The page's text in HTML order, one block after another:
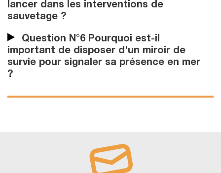
lancer dans les interventions de
sauvetage ?
Question N°6 Pourquoi est-il
important de disposer d'un miroir de
survie pour signaler sa présence en mer
?